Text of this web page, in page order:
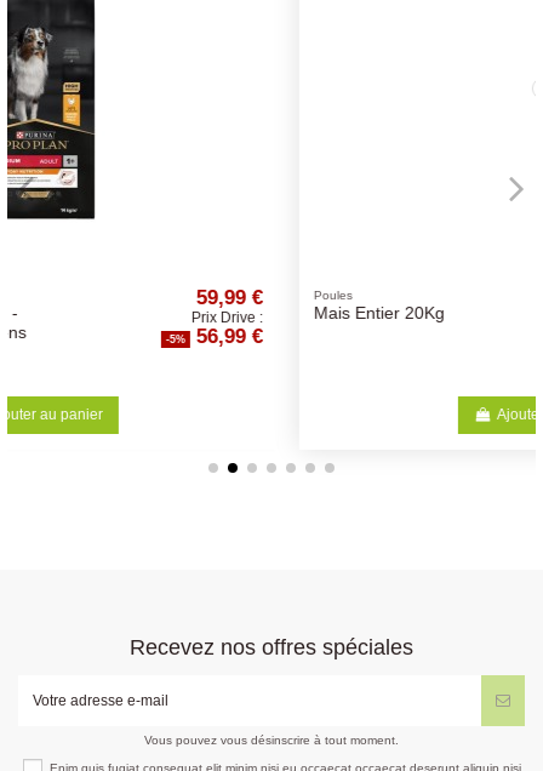
:
€
Mais Entier 20Kg
Recevez nos offres spéciales
Vous pouvez vous désinscrire à tout moment.
Enim quis fugiat consequat elit minim nisi eu occaecat occaecat deserunt aliquip nisi